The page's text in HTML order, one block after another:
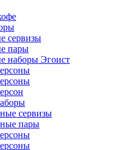
сервизы
пары
наборы Эгоист
сервизы
пары